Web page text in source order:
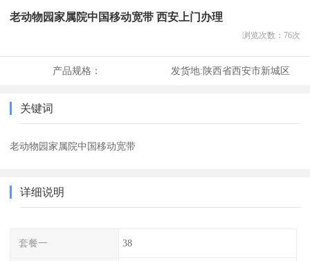
老动物园家属院中国移动宽带 西安上门办理
浏览次数： 76次
产品规格： 发货地:陕西省西安市新城区
关键词
老动物园家属院中国移动宽带
详细说明
套餐一 38